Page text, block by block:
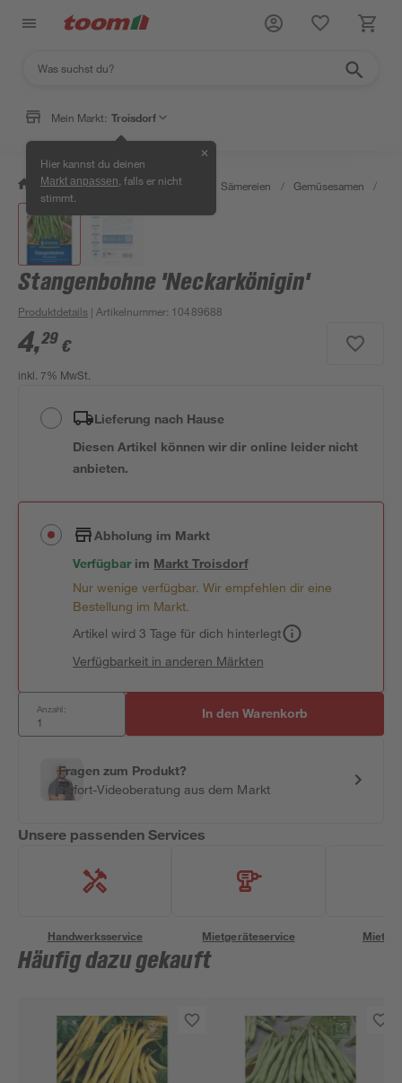
Mein Markt: Troisdorf
Hier kannst du deinen
Markt anpassen , falls er nicht
stimmt.
✕
/ Garten & Freizeit / Pflanzen Sämereien / Gemüsesamen /
Stangenbohne 'Neckarkönigin'
Produktdetails | Artikelnummer: 10489688
4,29 €
inkl. 7% MwSt.
Lieferung nach Hause
Diesen Artikel können wir dir online leider nicht
anbieten.
Abholung im Markt
Verfügbar im MarktTroisdorf
Nur wenige verfügbar. Wir empfehlen dir eine
Bestellung im Markt.
Artikel wird 3 Tage für dich hinterlegt
Verfügbarkeit in anderen Märkten
Anzahl: In den Warenkorb
Fragen zum Produkt?
Sofort-Videoberatung aus dem Markt
Unsere passenden Services
Handwerksservice Mietgeräteservice
Häufig dazu gekauft